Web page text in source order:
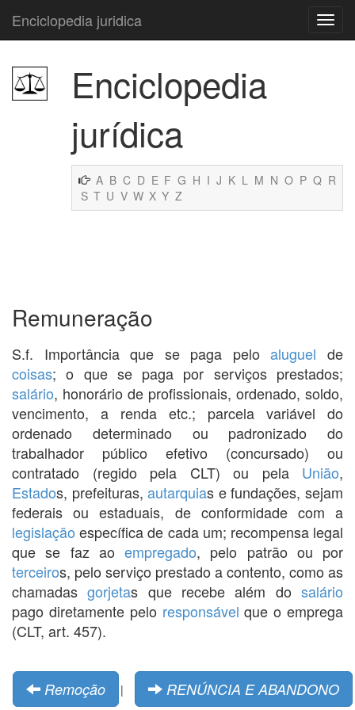
Enciclopedia juridica
Enciclopedia
jurídica
A B C D E F G H I J K L M N O P Q R
S T U V W X Y Z
Remuneração
S.f. Importância que se paga peloaluguel de
coisas; o que se paga por serviços prestados;
salário, honorário de profissionais, ordenado, soldo,
vencimento, a renda etc.; parcela variável do
ordenado determinado ou padronizado do
trabalhador público efetivo (concursado) ou
contratado (regido pela CLT) ou pela União,
Estados, prefeituras,autarquias e fundações, sejam
federais ou estaduais, de conformidade com a
legislação específica de cada um; recompensa legal
que se faz ao empregado, pelo patrão ou por
terceiros, pelo serviço prestado a contento, como as
chamadasgorjetas que recebe além dosalário
pago diretamente pelo responsável que o emprega
(CLT, art. 457).
Remoção | RENÚNCIA E ABANDONO